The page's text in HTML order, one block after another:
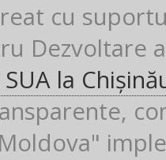
cu
Dezvoltare
la